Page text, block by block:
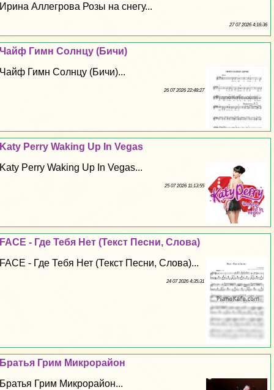
Ирина Аллегрова Розы на снегу...
27 07 2026 4:16:36
Чайф Гимн Солнцу (Бичи)
Чайф Гимн Солнцу (Бичи)...
26 07 2026 22:48:27
Katy Perry Waking Up In Vegas
Katy Perry Waking Up In Vegas...
25 07 2026 11:13:55
FACE - Где Тебя Нет (Текст Песни, Слова)
FACE - Где Тебя Нет (Текст Песни, Слова)...
24 07 2026 4:35:31
Братья Грим Микрорайон
Братья Грим Микрорайон...